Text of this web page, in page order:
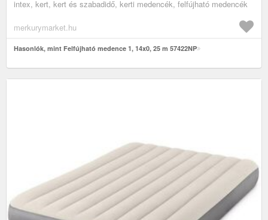
intex, kert, kert és szabadidő, kerti medencék, felfújható medencék
merkurymarket.hu
Hasonlók, mint Felfújható medence 1, 14x0, 25 m 57422NP